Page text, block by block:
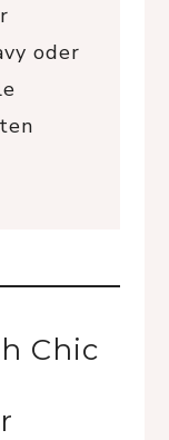
oder
Chic